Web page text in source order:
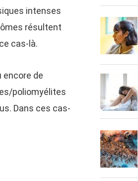
intenses
résultent
cas-là.
encore de
poliomyélites
Dans ces cas-